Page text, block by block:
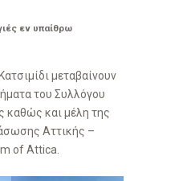
εν υπαίθρω
μεταβαίνουν
του Συλλόγου
καθώς και μέλη της
Αττικής –
of Attica.